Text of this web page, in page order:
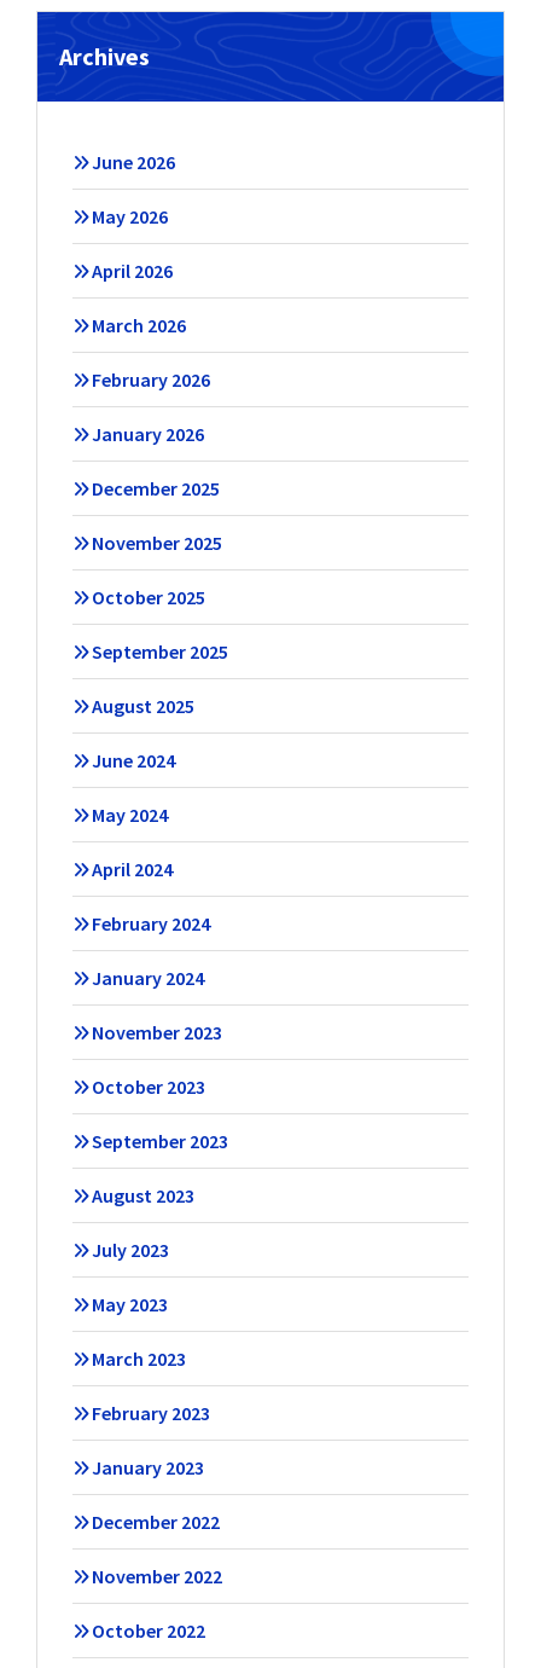
Archives
June 2026
May 2026
April 2026
March 2026
February 2026
January 2026
December 2025
November 2025
October 2025
September 2025
August 2025
June 2024
May 2024
April 2024
February 2024
January 2024
November 2023
October 2023
September 2023
August 2023
July 2023
May 2023
March 2023
February 2023
January 2023
December 2022
November 2022
October 2022